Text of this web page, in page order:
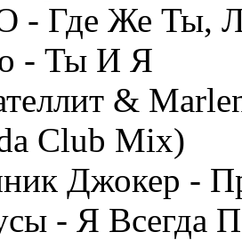
- Где Же Ты,
- Ты И Я
&
Club Mix)
Джокер -
- Я Всегда